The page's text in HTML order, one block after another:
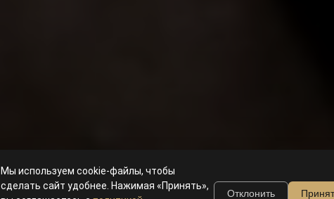
Мы используем cookie-файлы, чтобы
сделать сайт удобнее. Нажимая «Принять»,
Отклонить